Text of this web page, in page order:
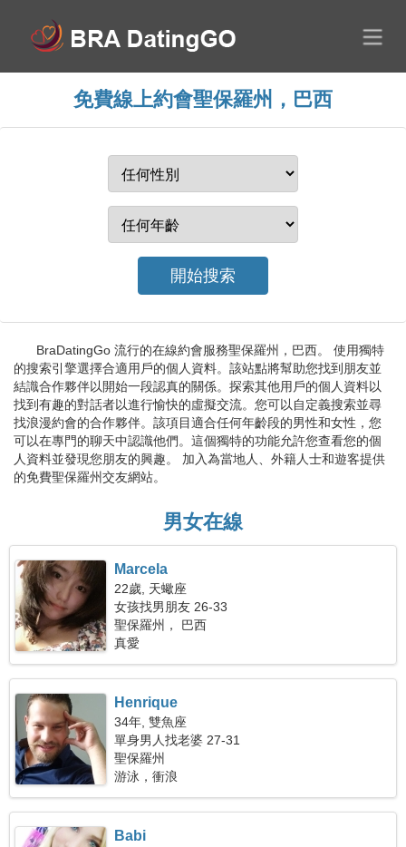
免費線上約會聖保羅州，巴西
BraDatingGo 流行的在線約會服務聖保羅州，巴西。 使用獨特
的搜索引擎選擇合適用戶的個人資料。該站點將幫助您找到朋友並
結識合作夥伴以開始一段認真的關係。探索其他用戶的個人資料以
找到有趣的對話者以進行愉快的虛擬交流。您可以自定義搜索並尋
找浪漫約會的合作夥伴。該項目適合任何年齡段的男性和女性，您
可以在專門的聊天中認識他們。這個獨特的功能允許您查看您的個
人資料並發現您朋友的興趣。 加入為當地人、外籍人士和遊客提供
的免費聖保羅州交友網站。
男女在線
Marcela
22歲, 天蠍座
女孩找男朋友 26-33
聖保羅州， 巴西
真愛
Henrique
34年, 雙魚座
單身男人找老婆 27-31
聖保羅州
游泳，衝浪
Babi